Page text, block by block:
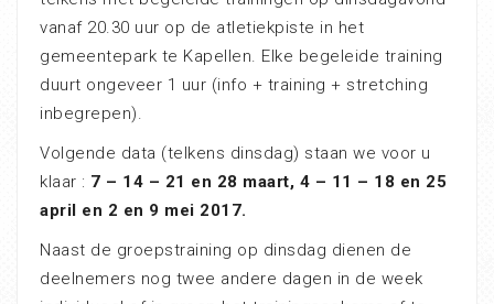
vanaf 20.30 uur op de atletiekpiste in het
gemeentepark te Kapellen. Elke begeleide training
duurt ongeveer 1 uur (info + training + stretching
inbegrepen).
Volgende data (telkens dinsdag) staan we voor u
klaar : 7 – 14 – 21 en 28 maart, 4 – 11 – 18 en 25
april en 2 en 9 mei 2017.
Naast de groepstraining op dinsdag dienen de
deelnemers nog twee andere dagen in de week